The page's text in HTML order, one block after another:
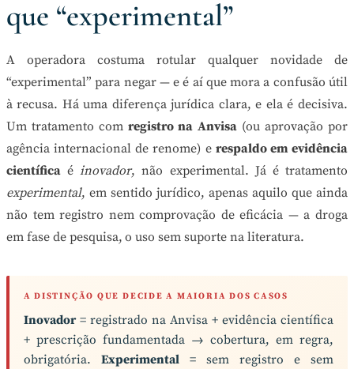
que “experimental”
A operadora costuma rotular qualquer novidade de
“experimental” para negar — e é aí que mora a confusão útil
à recusa. Há uma diferença jurídica clara, e ela é decisiva.
Um tratamento comregistro na Anvisa(ou aprovação por
agência internacional de renome) e respaldo em evidência
científica éinovador, não experimental. Já é tratamento
experimental, em sentido jurídico, apenas aquilo que ainda
não tem registro nem comprovação de eficácia — a droga
em fase de pesquisa, o uso sem suporte na literatura.
A DISTINÇÃO QUE DECIDE A MAIORIA DOS CASOS
Inovador= registrado na Anvisa + evidência científica
+ prescrição fundamentada → cobertura, em regra,
obrigatória. Experimental= sem registro e sem